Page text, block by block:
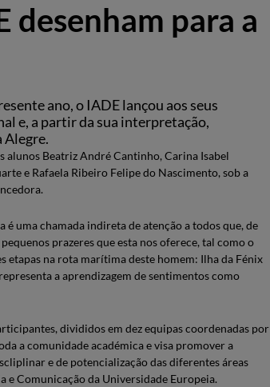
desenham para a
ano, o IADE lançou aos seus
e, a partir da sua interpretação,
Alegre.
alunos Beatriz André Cantinho, Carina Isabel
e Rafaela Ribeiro Felipe do Nascimento, sob a
uma chamada indireta de atenção a todos que, de
prazeres que esta nos oferece, tal como o
etapas na rota marítima deste homem: Ilha da Fénix
a aprendizagem de sentimentos como
divididos em dez equipas coordenadas por
a comunidade académica e visa promover a
e de potencialização das diferentes áreas
e Comunicação da Universidade Europeia.